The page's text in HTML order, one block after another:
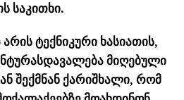
საკითხი.
ტექნიკური ხასიათის,
დავალება მიღებული
შექმნან ქარიშხალი, რომ